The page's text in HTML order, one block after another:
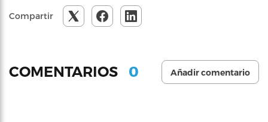
Compartir
COMENTARIOS 0 Añadir comentario